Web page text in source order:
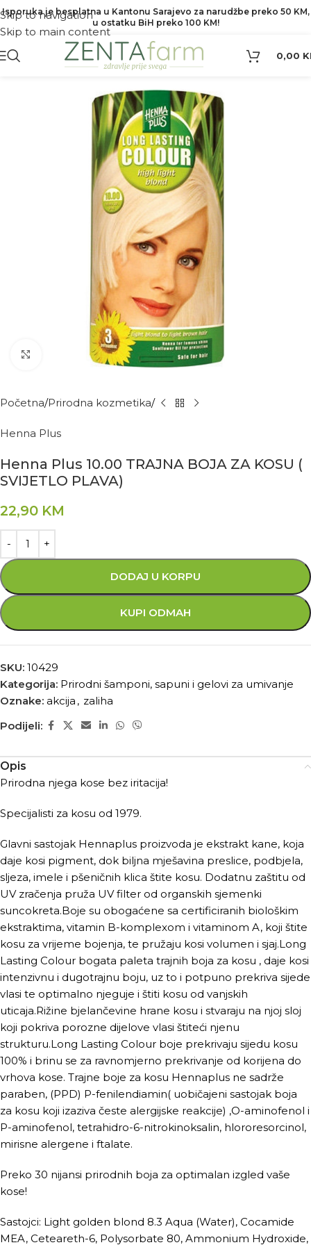
Skip to navigation
Skip to main content
Isporuka je besplatna u Kantonu Sarajevo za narudžbe preko 50 KM,
u ostatku BiH preko 100 KM!
0,00
Kliknite za povećanje
Početna Prirodna kozmetika
Henna Plus
Henna Plus 10.00 TRAJNA BOJA ZA KOSU (
SVIJETLO PLAVA)
22,90 KM
DODAJ U KORPU
KUPI ODMAH
SKU: 10429
Kategorija: Prirodni šamponi, sapuni i gelovi za umivanje
Oznake: akcija , zaliha
Podijeli:
Opis
Prirodna njega kose bez iritacija!
Specijalisti za kosu od 1979.
Glavni sastojak Hennaplus proizvoda je ekstrakt kane, koja
daje kosi pigment, dok biljna mješavina preslice, podbjela,
sljeza, imele i pšeničnih klica štite kosu. Dodatnu zaštitu od
UV zračenja pruža UV filter od organskih sjemenki
suncokreta.Boje su obogaćene sa certificiranih biološkim
ekstraktima, vitamin B-komplexom i vitaminom A, koji štite
kosu za vrijeme bojenja, te pružaju kosi volumen i sjaj.Long
Lasting Colour bogata paleta trajnih boja za kosu , daje kosi
intenzivnu i dugotrajnu boju, uz to i potpuno prekriva sijede
vlasi te optimalno njeguje i štiti kosu od vanjskih
uticaja.Rižine bjelančevine hrane kosu i stvaraju na njoj sloj
koji pokriva porozne dijelove vlasi štiteći njenu
strukturu.Long Lasting Colour boje prekrivaju sijedu kosu
100% i brinu se za ravnomjerno prekrivanje od korijena do
vrhova kose. Trajne boje za kosu Hennaplus ne sadrže
paraben, (PPD) P-fenilendiamin( uobičajeni sastojak boja
za kosu koji izaziva česte alergijske reakcije) ,O-aminofenol i
P-aminofenol, tetrahidro-6-nitrokinoksalin, hlororesorcinol,
mirisne alergene i ftalate.
Preko 30 nijansi prirodnih boja za optimalan izgled vaše
kose!
Sastojci: Light golden blond 8.3 Aqua (Water), Cocamide
MEA, Ceteareth-6, Polysorbate 80, Ammonium Hydroxide,